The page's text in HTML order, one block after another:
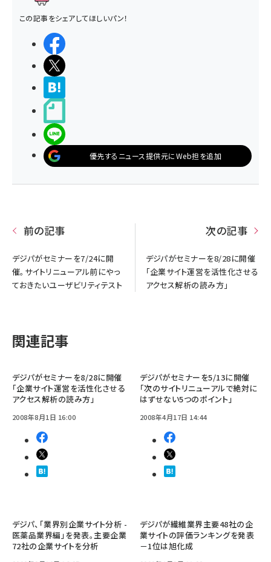
この記事をシェアしてほしいパン！
優先するニュース提供元にWeb担を追加
前の記事
デジパがセミナーを7/24に開
催。サイトリニューアル前にやっ
ておきたいユーザビリティテスト
次の記事
デジパがセミナーを8/28に開催
「企業サイト運営を活性化させる
アクセス解析の読み方」
関連記事
デジパがセミナーを8/28に開催
「企業サイト運営を活性化させる
アクセス解析の読み方」
2008年8月1日 16:00
デジパがセミナーを5/13に開催
「次のサイトリニューアルで絶対に
はずせない5つのポイント」
2008年4月17日 14:44
デジパ、「業界別企業サイト分析 -
医薬品業界編」を発表。主要企業
72社の企業サイトを分析
デジパが繊維業界主要48社の企
業サイトの評価ランキングを発表
－1位は旭化成